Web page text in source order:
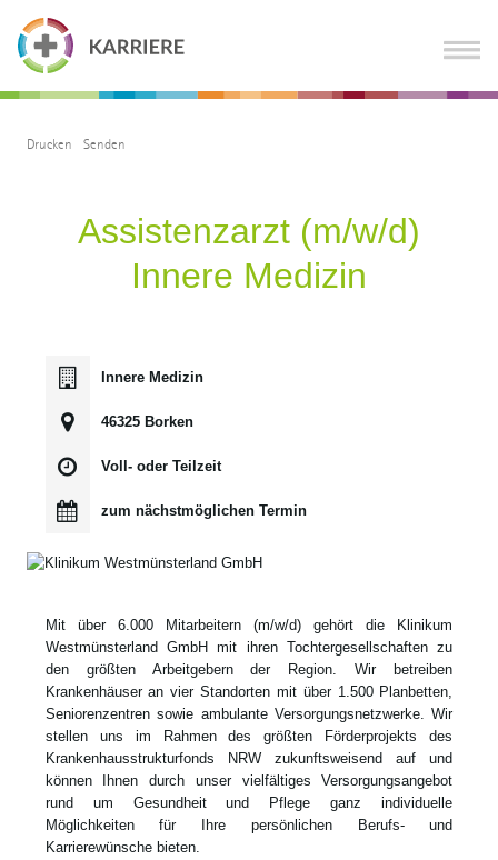
Drucken Senden
Assistenzarzt (m/w/d)
Innere Medizin
Innere Medizin
46325 Borken
Voll- oder Teilzeit
zum nächstmöglichen Termin
Mit über 6.000 Mitarbeitern (m/w/d) gehört die Klinikum
Westmünsterland GmbH mit ihren Tochtergesellschaften zu
den größten Arbeitgebern der Region. Wir betreiben
Krankenhäuser an vier Standorten mit über 1.500 Planbetten,
Seniorenzentren sowie ambulante Versorgungsnetzwerke. Wir
stellen uns im Rahmen des größten Förderprojekts des
Krankenhausstrukturfonds NRW zukunftsweisend auf und
können Ihnen durch unser vielfältiges Versorgungsangebot
rund um Gesundheit und Pflege ganz individuelle
Möglichkeiten für Ihre persönlichen Berufs- und
Karrierewünsche bieten.